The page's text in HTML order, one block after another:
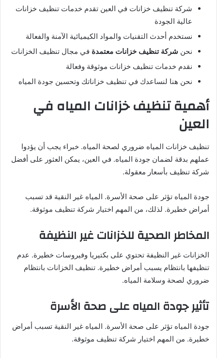
شركة تنظيف خزانات في العين تقدم خدمات تنظيف خزانات
عالية الجودة
نستخدم أحدث التقنيات والمواد الكيميائية الآمنة والفعالة
نحن شركة تنظيف خزانات معتمدة في مجال تنظيف الخزانات
نقدم خدمات تنظيف خزانات موثوقة وفعالة
نحن هنا لنساعدك في تنظيف خزاناتك وتحسين جودة المياه
أهمية تنظيف خزانات المياه في
العين
تنظيف خزانات المياه ضروري لصحة المياه. خبراء يجب أن يؤدوا
عملهم بدقة لضمان جودة المياه. في العين، يمكن العثور على أفضل
شركة تنظيف بأسعار معقولة.
جودة المياه تؤثر على صحة الأسرة. المياه غير النقية قد تسبب
أمراض خطيرة. لذلك، من المهم اختيار شركة تنظيف موثوقة.
المخاطر الصحية للخزانات غير النظيفة
الخزانات غير النظيفة تحتوي على بكتيريا وفيروسات خطيرة. عدم
تنظيفها بانتظام يسبب أمراض خطيرة. تنظيف الخزانات بانتظام
ضروري لصحة وسلامة المياه.
تأثير جودة المياه على صحة الأسرة
جودة المياه تؤثر على صحة الأسرة. المياه غير النقية تسبب أمراض
خطيرة. من المهم اختيار شركة تنظيف موثوقة.